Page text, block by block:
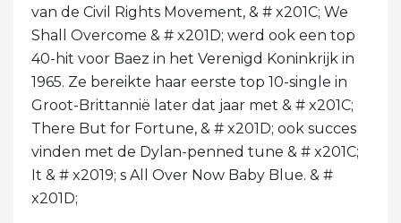
van de Civil Rights Movement, & # x201C; We
Shall Overcome & # x201D; werd ook een top
40-hit voor Baez in het Verenigd Koninkrijk in
1965. Ze bereikte haar eerste top 10-single in
Groot-Brittannië later dat jaar met & # x201C;
There But for Fortune, & # x201D; ook succes
vinden met de Dylan-penned tune & # x201C;
It & # x2019; s All Over Now Baby Blue. & #
x201D;